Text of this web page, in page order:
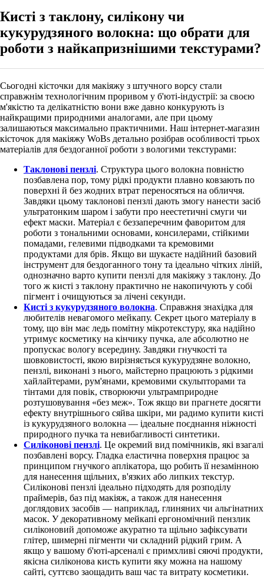
Кисті з таклону, силікону чи
кукурудзяного волокна: що обрати для
роботи з найкапризнішими текстурами?
Сьогодні кісточки для макіяжу з штучного ворсу стали
справжнім технологічним проривом у б'юті-індустрії: за своєю
м'якістю та делікатністю вони вже давно конкурують із
найкращими природними аналогами, але при цьому
залишаються максимально практичними. Наш інтернет-магазин
кісточок для макіяжу WoBs детально розібрав особливості трьох
матеріалів для бездоганної роботи з вологими текстурами:
Таклонові пензлі. Структура цього волокна повністю
позбавлена пор, тому рідкі продукти плавно ковзають по
поверхні й без жодних втрат переносяться на обличчя.
Завдяки цьому таклонові пензлі дають змогу нанести засіб
ультратонким шаром і забути про неестетичні смуги чи
ефект маски. Матеріал є беззаперечним фаворитом для
роботи з тональними основами, консилерами, стійкими
помадами, гелевими підводками та кремовими
продуктами для брів. Якщо ви шукаєте надійний базовий
інструмент для бездоганного тону та ідеально чітких ліній,
однозначно варто купити пензлі для макіяжу з таклону. До
того ж кисті з таклону практично не накопичують у собі
пігмент і очищуються за лічені секунди.
Кисті з кукурудзяного волокна. Справжня знахідка для
любителів невагомого мейкапу. Секрет цього матеріалу в
тому, що він має ледь помітну мікротекстуру, яка надійно
утримує косметику на кінчику пучка, але абсолютно не
пропускає вологу всередину. Завдяки гнучкості та
шовковистості, якою вирізняється кукурудзяне волокно,
пензлі, виконані з нього, майстерно працюють з рідкими
хайлайтерами, рум'янами, кремовими скульпторами та
тінтами для повік, створюючи ультрамприродне
розтушовування «без меж». Тож якщо ви прагнете досягти
ефекту внутрішнього сяйва шкіри, ми радимо купити кисті
із кукурудзяного волокна — ідеальне поєднання ніжності
природного пучка та невибагливості синтетики.
Силіконові пензлі. Це окремий вид помічників, які взагалі
позбавлені ворсу. Гладка еластична поверхня працює за
принципом гнучкого аплікатора, що робить її незамінною
для нанесення щільних, в'язких або липких текстур.
Силіконові пензлі ідеально підходять для розподілу
праймерів, баз під макіяж, а також для нанесення
доглядових засобів — наприклад, глиняних чи альгінатних
масок. У декоративному мейкапі ергономічний пензлик
силіконовий допоможе акуратно та щільно зафіксувати
глітер, шимерні пігменти чи складний рідкий грим. А
якщо у вашому б'юті-арсеналі є примхливі сяючі продукти,
якісна силіконова кисть купити яку можна на нашому
сайті, суттєво заощадить ваш час та витрату косметики.